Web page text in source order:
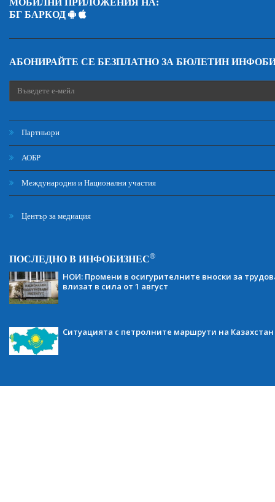
МОБИЛНИ ПРИЛОЖЕНИЯ НА:
БГ БАРКОД
АБОНИРАЙТЕ СЕ БЕЗПЛАТНО ЗА БЮЛЕТИН
Партньори
АОБР
Международни и Национални участия
Център за медиация
ПОСЛЕДНО В ИНФОБИЗНЕС®
НОИ: Промени в осигурителните вноски за
влизат в сила от 1 август
Ситуацията с петролните маршрути на Казахстан